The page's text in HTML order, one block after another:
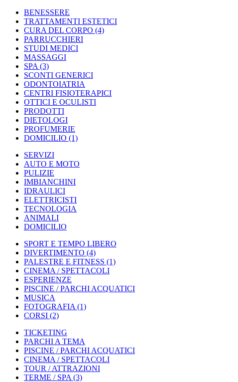
BENESSERE
TRATTAMENTI ESTETICI
CURA DEL CORPO (4)
PARRUCCHIERI
STUDI MEDICI
MASSAGGI
SPA (3)
SCONTI GENERICI
ODONTOIATRIA
CENTRI FISIOTERAPICI
OTTICI E OCULISTI
PRODOTTI
DIETOLOGI
PROFUMERIE
DOMICILIO (1)
SERVIZI
AUTO E MOTO
PULIZIE
IMBIANCHINI
IDRAULICI
ELETTRICISTI
TECNOLOGIA
ANIMALI
DOMICILIO
SPORT E TEMPO LIBERO
DIVERTIMENTO (4)
PALESTRE E FITNESS (1)
CINEMA / SPETTACOLI
ESPERIENZE
PISCINE / PARCHI ACQUATICI
MUSICA
FOTOGRAFIA (1)
CORSI (2)
TICKETING
PARCHI A TEMA
PISCINE / PARCHI ACQUATICI
CINEMA / SPETTACOLI
TOUR / ATTRAZIONI
TERME / SPA (3)